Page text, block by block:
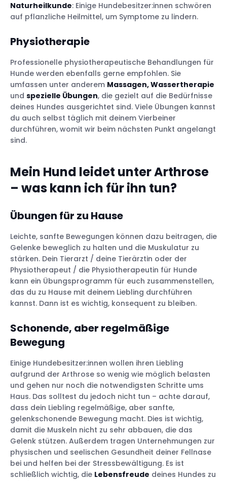
Naturheilkunde: Einige Hundebesitzer:innen schwören
auf pflanzliche Heilmittel, um Symptome zu lindern.
Physiotherapie
Professionelle physiotherapeutische Behandlungen für
Hunde werden ebenfalls gerne empfohlen. Sie
umfassen unter anderem Massagen, Wassertherapie
und spezielle Übungen, die gezielt auf die Bedürfnisse
deines Hundes ausgerichtet sind. Viele Übungen kannst
du auch selbst täglich mit deinem Vierbeiner
durchführen, womit wir beim nächsten Punkt angelangt
sind.
Mein Hund leidet unter Arthrose
– was kann ich für ihn tun?
Übungen für zu Hause
Leichte, sanfte Bewegungen können dazu beitragen, die
Gelenke beweglich zu halten und die Muskulatur zu
stärken. Dein Tierarzt / deine Tierärztin oder der
Physiotherapeut / die Physiotherapeutin für Hunde
kann ein Übungsprogramm für euch zusammenstellen,
das du zu Hause mit deinem Liebling durchführen
kannst. Dann ist es wichtig, konsequent zu bleiben.
Schonende, aber regelmäßige
Bewegung
Einige Hundebesitzer:innen wollen ihren Liebling
aufgrund der Arthrose so wenig wie möglich belasten
und gehen nur noch die notwendigsten Schritte ums
Haus. Das solltest du jedoch nicht tun – achte darauf,
dass dein Liebling regelmäßige, aber sanfte,
gelenkschonende Bewegung macht. Dies ist wichtig,
damit die Muskeln nicht zu sehr abbauen, die das
Gelenk stützen. Außerdem tragen Unternehmungen zur
physischen und seelischen Gesundheit deiner Fellnase
bei und helfen bei der Stressbewältigung. Es ist
schließlich wichtig, die Lebensfreude deines Hundes zu